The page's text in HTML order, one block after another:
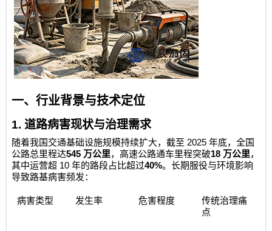
一、行业背景与技术定位
1. 道路病害现状与治理需求
随着我国交通基础设施规模持续扩大，截至 2025年底，全国
公路总里程达545 万公里，高速公路通车里程突破18 万公里，
其中运营超 10年的路段占比超过40%。长期服役与环境影响
导致路基病害频发：
病害类型 发生率 危害程度
传统治理痛
点